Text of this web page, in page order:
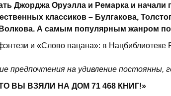
Джорджа Оруэлла и Ремарка и начали
классиков – Булгакова,
Волкова. А самым популярным жанром
предпочтения на удивление постоянны,
ВЫ ВЗЯЛИ НА ДОМ 71 468 КНИГ!»